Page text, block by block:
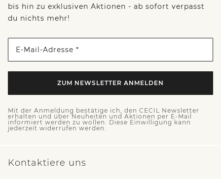
bis hin zu exklusiven Aktionen - ab sofort verpasst
du nichts mehr!
E-Mail-Adresse *
ZUM NEWSLETTER ANMELDEN
Mit der Anmeldung bestätige ich, den CECIL Newsletter
erhalten und über Neuheiten und Aktionen per E-Mail
informiert werden zu wollen. Diese Einwilligung kann
jederzeit widerrufen werden.
Kontaktiere uns